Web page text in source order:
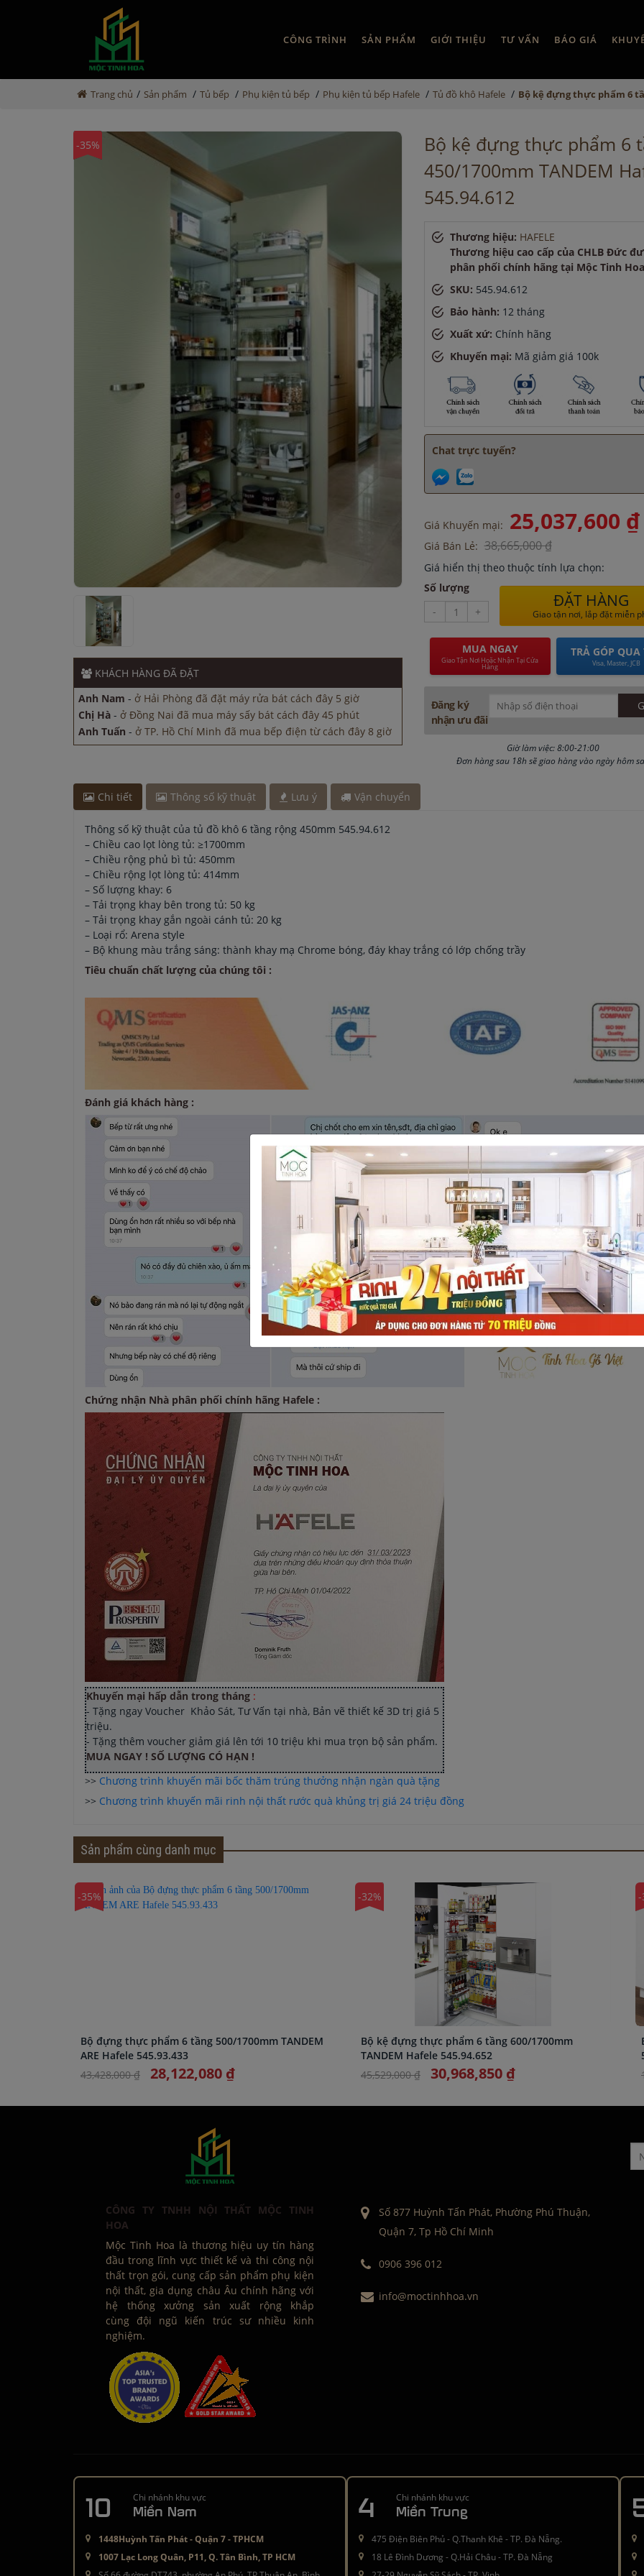
CÔNG TRÌNH SẢN PHẨM GIỚI THIỆU TƯ VẤN BÁO GIÁ
Trang chủ / Sản phẩm / Tủ bếp / Phụ kiện tủ bếp / Phụ kiện tủ bếp Hafele / Tủ đồ khô Hafele / Bộ kệ đựng thực phẩm 6
-35%
KHÁCH HÀNG ĐÃ ĐẶT
Chị Hà-ở Đồng Nai đã mua máy sấy bát cách đây 45 phút
Anh Tuấn
Anh Minh
45 phút
Chị Lan-ở Bắc Ninh đã đặt bếp từ cách đây 1 giờ
Anh Nam
ở Hải Phòng đã đặt máy rửa bát cách đây 5 giờ
Chị Hà
ở Đồng Nai đã mua máy sấy bát cách đây 45 phút
Anh Tuấn
ở TP. Hồ Chí Minh đã mua bếp điện từ cách đây 8 giờ
Anh Minh-ở TP. Hồ Chí Minh đã mua chậu vòi rửa bát cách đây
Anh Nam-
ở Hải Phòng đã đặt máy rửa bát cách đây 5 giờ
Chị Hà-ở Đồng Nai đã mua máy sấy bát cách đây 45 phút
Anh Tuấn -ở TP. Hồ Chí Minh đã mua bếp điện từ cách đây 8 giờ
Anh Minh-ở TP. Hồ Chí Minh đã mua chậu vòi rửa bát cách đây
45 phút
Bộ kệ đựng thực phẩm 6
450/1700mm TANDEM
545.94.612
Thương hiệu: HAFELE
Thương hiệu cao cấp của CHLB Đức
phân phối chính hãng tại Mộc Tinh Hoa
SKU: 545.94.612
Bảo hành: 12 tháng
Xuất xứ: Chính hãng
Khuyến mại: Mã giảm giá 100k
Chat trực tuyến?
Giá Khuyến mại: 25,037,600 ₫
Giá Bán Lẻ: 38,665,000 ₫
Giá hiển thị theo thuộc tính lựa chọn:
Số lượng
-
+
ĐẶT HÀNG
Giao tận nơi, lắp đặt miễn
MUA NGAY
Giao Tận Nơi Hoặc Nhận Tại Cửa
Hàng
TRẢ GÓP QUA
Visa, Master, JCB
Đăng ký
nhận ưu đãi
Giờ làm việc: 8:00-21:00
Đơn hàng sau 18h sẽ giao hàng vào ngày hôm
Chi tiết Thông số kỹ thuật Lưu ý Vận chuyển
Thông số kỹ thuật của tủ đồ khô 6 tầng rộng 450mm 545.94.612
– Chiều cao lọt lòng tủ: ≥1700mm
– Chiều rộng phủ bì tủ: 450mm
– Chiều rộng lọt lòng tủ: 414mm
– Số lượng khay: 6
– Tải trọng khay bên trong tủ: 50 kg
– Tải trọng khay gắn ngoài cánh tủ: 20 kg
– Loại rổ: Arena style
– Bộ khung màu trắng sáng: thành khay mạ Chrome bóng, đáy khay trắng có lớp chống trầy
Tiêu chuẩn chất lượng của chúng tôi :
Đánh giá khách hàng :
Chứng nhận Nhà phân phối chính hãng Hafele :
Khuyến mại hấp dẫn trong tháng :
- Tặng ngay Voucher Khảo Sát, Tư Vấn tại nhà, Bản vẽ thiết kế 3D trị giá 5
triệu.
- Tặng thêm voucher giảm giá lên tới 10 triệu khi mua trọn bộ sản phẩm.
MUA NGAY ! SỐ LƯỢNG CÓ HẠN !
>> Chương trình khuyến mãi bốc thăm trúng thưởng nhận ngàn quà tặng
>> Chương trình khuyến mãi rinh nội thất rước quà khủng trị giá 24 triệu đồng
Sản phẩm cùng danh mục
-35%
Bộ đựng thực phẩm 6 tầng 500/1700mm TANDEM
ARE Hafele 545.93.433
43,428,000 ₫
28,122,080 ₫
-32%
Bộ kệ đựng thực phẩm 6 tầng 600/1700mm
TANDEM Hafele 545.94.652
45,529,000 ₫
30,968,850 ₫
-
CÔNG TY TNHH NỘI THẤT MỘC TINH
HOA
Mộc Tinh Hoa là thương hiệu uy tín hàng
đầu trong lĩnh vực thiết kế và thi công nội
thất trọn gói, cung cấp sản phẩm phụ kiện
nội thất, gia dụng châu Âu chính hãng với
hệ thống xưởng sản xuất rộng khắp
cùng đội ngũ kiến trúc sư nhiều kinh
nghiệm.
Số 877 Huỳnh Tấn Phát, Phường Phú Thuận,
Quận 7, Tp Hồ Chí Minh
0906 396 012
info@moctinhhoa.vn
10 Chi nhánh khu vực
Miền Nam
1448Huỳnh Tấn Phát - Quận 7 - TPHCM
1007 Lạc Long Quân, P11, Q. Tân Bình, TP HCM
4 Chi nhánh khu vực
Miền Trung
475 Điện Biên Phủ - Q.Thanh Khê - TP. Đà Nẵng.
18 Lê Đình Dương - Q.Hải Châu - TP. Đà Nẵng